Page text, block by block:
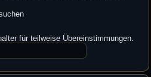
für teilweise Übereinstimmungen.